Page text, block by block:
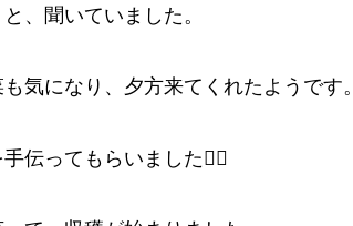
、聞いていました。
気になり、夕方来てくれたようです。
伝ってもらいました